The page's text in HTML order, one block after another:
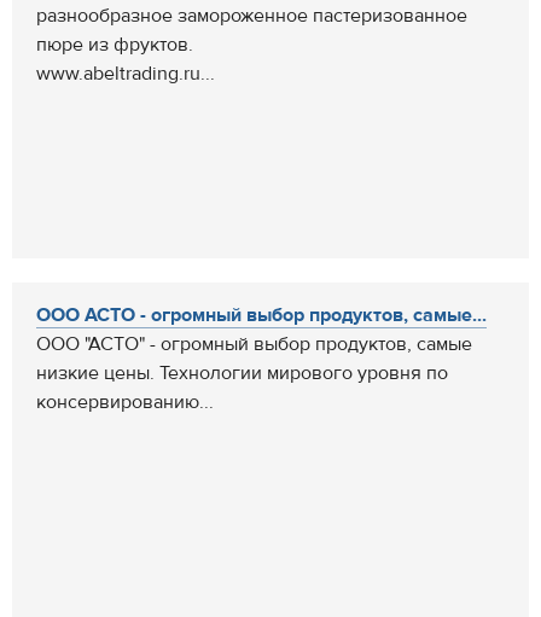
разнообразное замороженное пастеризованное
пюре из фруктов.
www.abeltrading.ru...
ООО АСТО - огромный выбор продуктов, самые...
ООО "АСТО" - огромный выбор продуктов, самые
низкие цены. Технологии мирового уровня по
консервированию...